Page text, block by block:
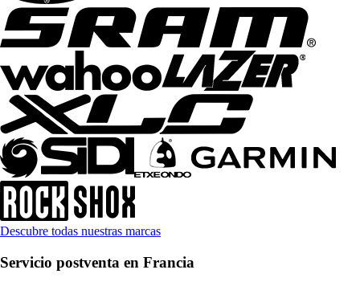
Descubre todas nuestras marcas
Servicio postventa en Francia